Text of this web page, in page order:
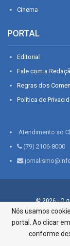
Cinema
PORTAL
Editorial
Fale com a
Regras dos
Política de
Atendimento ao
(79) 2106-8000
© 2026 - O
Infonet -
Aracaju-SE,
Nós usamos
portal. Ao clicar
conforme